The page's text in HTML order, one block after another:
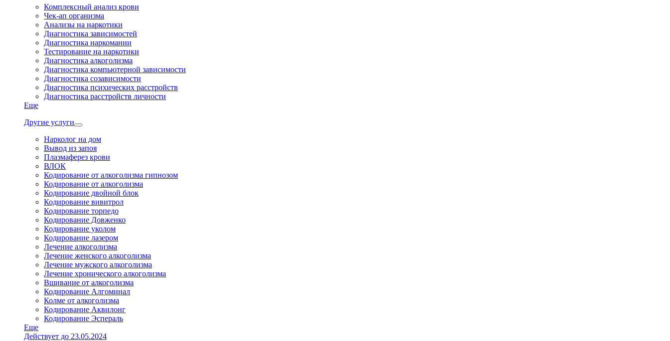
Комплексный анализ крови
Чек-ап организма
Анализы на наркотики
Диагностика зависимостей
Диагностика наркомании
Тестирование на наркотики
Диагностика алкоголизма
Диагностика компьютерной зависимости
Диагностика созависимости
Диагностика психических расстройств
Диагностика расстройств личности
Еще
Другие услуги
Нарколог на дом
Вывод из запоя
Плазмаферез крови
ВЛОК
Кодирование от алкоголизма гипнозом
Кодирование от алкоголизма
Кодирование двойной блок
Кодирование вивитрол
Кодирование торпедо
Кодирование Довженко
Кодирование уколом
Кодирование лазером
Лечение алкоголизма
Лечение женского алкоголизма
Лечение мужского алкоголизма
Лечение хронического алкоголизма
Вшивание от алкоголизма
Кодирование Алгоминал
Колме от алкоголизма
Кодирование Аквилонг
Кодирование Эспераль
Еще
Действует до 23.05.2024